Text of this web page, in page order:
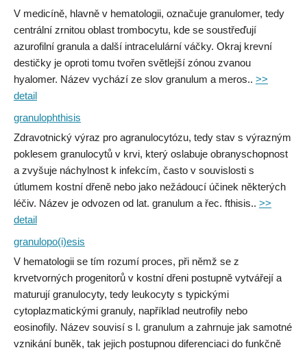
V medicíně, hlavně v hematologii, označuje granulomer, tedy
centrální zrnitou oblast trombocytu, kde se soustřeďují
azurofilní granula a další intracelulární váčky. Okraj krevní
destičky je oproti tomu tvořen světlejší zónou zvanou
hyalomer. Název vychází ze slov granulum a meros.. >>
detail
granulophthisis
Zdravotnický výraz pro agranulocytózu, tedy stav s výrazným
poklesem granulocytů v krvi, který oslabuje obranyschopnost
a zvyšuje náchylnost k infekcím, často v souvislosti s
útlumem kostní dřeně nebo jako nežádoucí účinek některých
léčiv. Název je odvozen od lat. granulum a řec. fthisis.. >>
detail
granulopo(i)esis
V hematologii se tím rozumí proces, při němž se z
krvetvorných progenitorů v kostní dřeni postupně vytvářejí a
maturují granulocyty, tedy leukocyty s typickými
cytoplazmatickými granuly, například neutrofily nebo
eosinofily. Název souvisí s l. granulum a zahrnuje jak samotné
vznikání buněk, tak jejich postupnou diferenciaci do funkčně